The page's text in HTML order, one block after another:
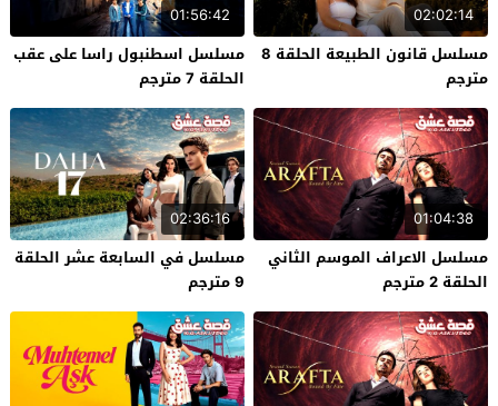
02:02:14
مسلسل قانون الطبيعة الحلقة 8
مترجم
01:56:42
مسلسل اسطنبول راسا على عقب
الحلقة 7 مترجم
01:04:38
مسلسل الاعراف الموسم الثاني
الحلقة 2 مترجم
02:36:16
مسلسل في السابعة عشر الحلقة
9 مترجم